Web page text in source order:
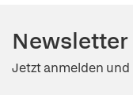
Newsletter
Jetzt anmelden